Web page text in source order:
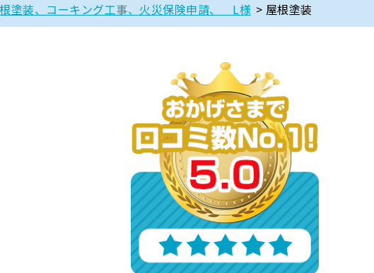
塗装、コーキング工事、火災保険申請、 L様 > 屋根塗装